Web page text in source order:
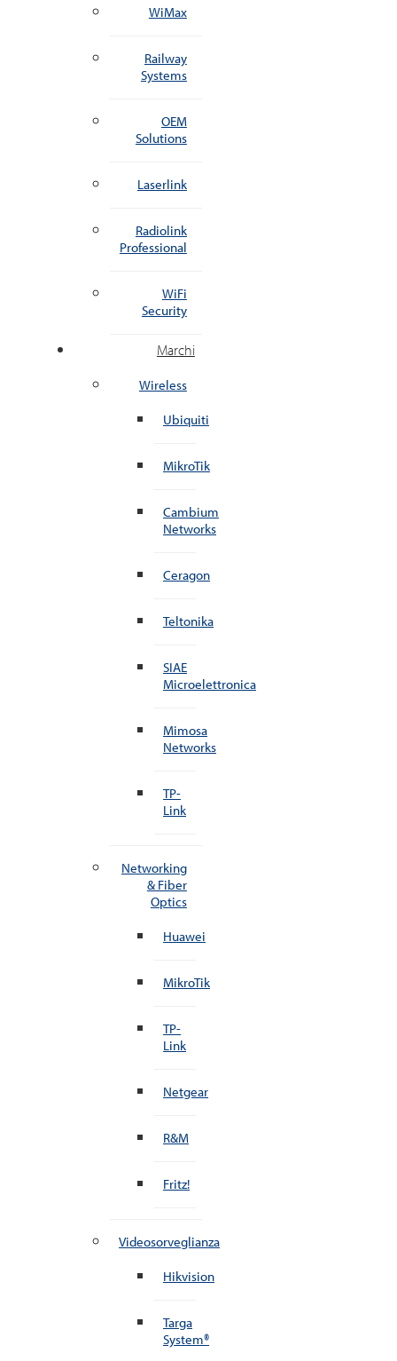
WiMax
Railway
Systems
OEM
Solutions
Laserlink
Radiolink
Professional
WiFi
Security
Marchi
Wireless
Ubiquiti
MikroTik
Cambium
Networks
Ceragon
Teltonika
SIAE
Microelettronica
Mimosa
Networks
TP-
Link
Networking
& Fiber
Optics
Huawei
MikroTik
TP-
Link
Netgear
R&M
Fritz!
Videosorveglianza
Hikvision
Targa
System®